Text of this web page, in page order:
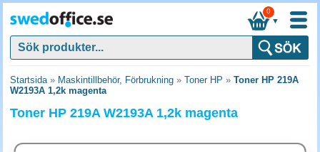
▼
0
Startsida» Maskintillbehör, Förbrukning » Toner HP » Toner HP 219A
W2193A 1,2k magenta
Toner HP 219A W2193A 1,2k magenta